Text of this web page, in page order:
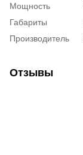
Мощность
Габариты
Производитель
Отзывы